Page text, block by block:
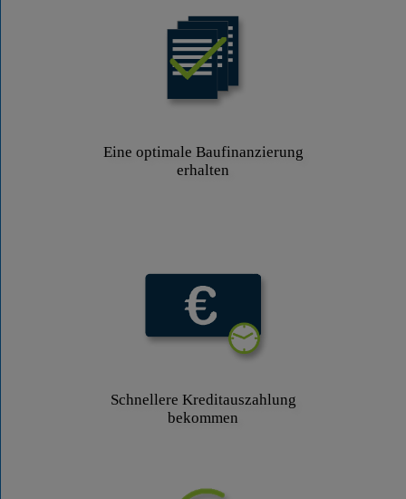
Eine optimale Baufinanzierung
erhalten
Schnellere Kreditauszahlung
bekommen